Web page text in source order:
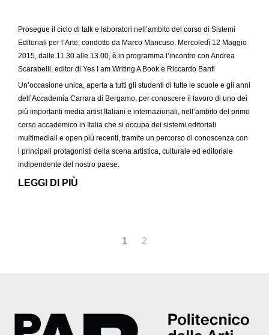
Prosegue il ciclo di talk e laboratori nell’ambito del corso di Sistemi
Editoriali per l’Arte, condotto da Marco Mancuso. Mercoledì 12 Maggio
2015, dalle 11.30 alle 13.00, è in programma l’incontro con Andrea
Scarabelli, editor di Yes I am Writing A Book e Riccardo Banfi
Un’occasione unica, aperta a tutti gli studenti di tutte le scuole e gli anni
dell’Accademia Carrara di Bergamo, per conoscere il lavoro di uno dei
più importanti media artist Italiani e internazionali, nell’ambito del primo
corso accademico in Italia che si occupa dei sistemi editoriali
multimediali e open più recenti, tramite un percorso di conoscenza con
i principali protagonisti della scena artistica, culturale ed editoriale
indipendente del nostro paese.
LEGGI DI PIÙ
1 2